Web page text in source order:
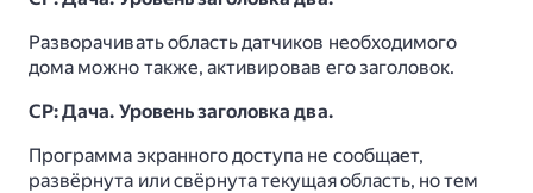
Разворачивать область датчиков необходимого
дома можно также, активировав его заголовок.
СР: Дача. Уровень заголовка два.
Программа экранного доступа не сообщает,
развёрнута или свёрнута текущая область, но тем